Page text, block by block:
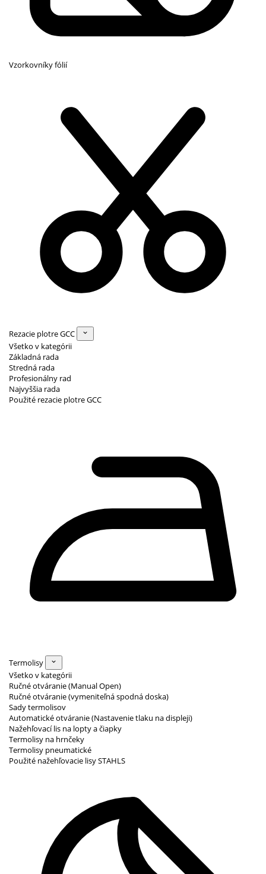
Vzorkovníky fólií
Rezacie plotre GCC
Všetko v kategórii
Základná rada
Stredná rada
Profesionálny rad
Najvyššia rada
Použité rezacie plotre GCC
Termolisy
Všetko v kategórii
Ručné otváranie (Manual Open)
Ručné otváranie (vymeniteľná spodná doska)
Sady termolisov
Automatické otváranie (Nastavenie tlaku na displeji)
Nažehľovací lis na lopty a čiapky
Termolisy na hrnčeky
Termolisy pneumatické
Použité nažehľovacie lisy STAHLS